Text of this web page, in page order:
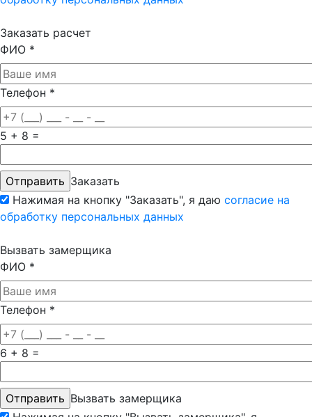
Заказать расчет
ФИО *
Телефон *
5 + 8 =
Заказать
Нажимая на кнопку "Заказать", я даю согласие на
обработку персональных данных
Вызвать замерщика
ФИО *
Телефон *
6 + 8 =
Вызвать замерщика